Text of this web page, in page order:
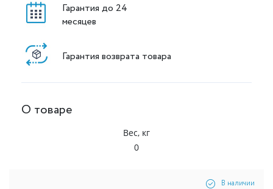
Гарантия до 24
месяцев
Гарантия возврата товара
О товаре
Вес, кг
0
В наличии